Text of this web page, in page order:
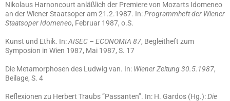
Nikolaus Harnoncourt anläßlich der Premiere von Mozarts Idomeneo
an der Wiener Staatsoper am 21.2.1987. In:Programmheft der Wiener
Staatsoper Idomeneo, Februar 1987, o.S.
Kunst und Ethik. In:AISEC – ECONOMIA 87, Begleitheft zum
Symposion in Wien 1987, Mai 1987, S. 17
Die Metamorphosen des Ludwig van. In: Wiener Zeitung 30.5.1987,
Beilage, S. 4
Reflexionen zu Herbert Traubs ”Passanten”. In: H. Gardos (Hg.):Die